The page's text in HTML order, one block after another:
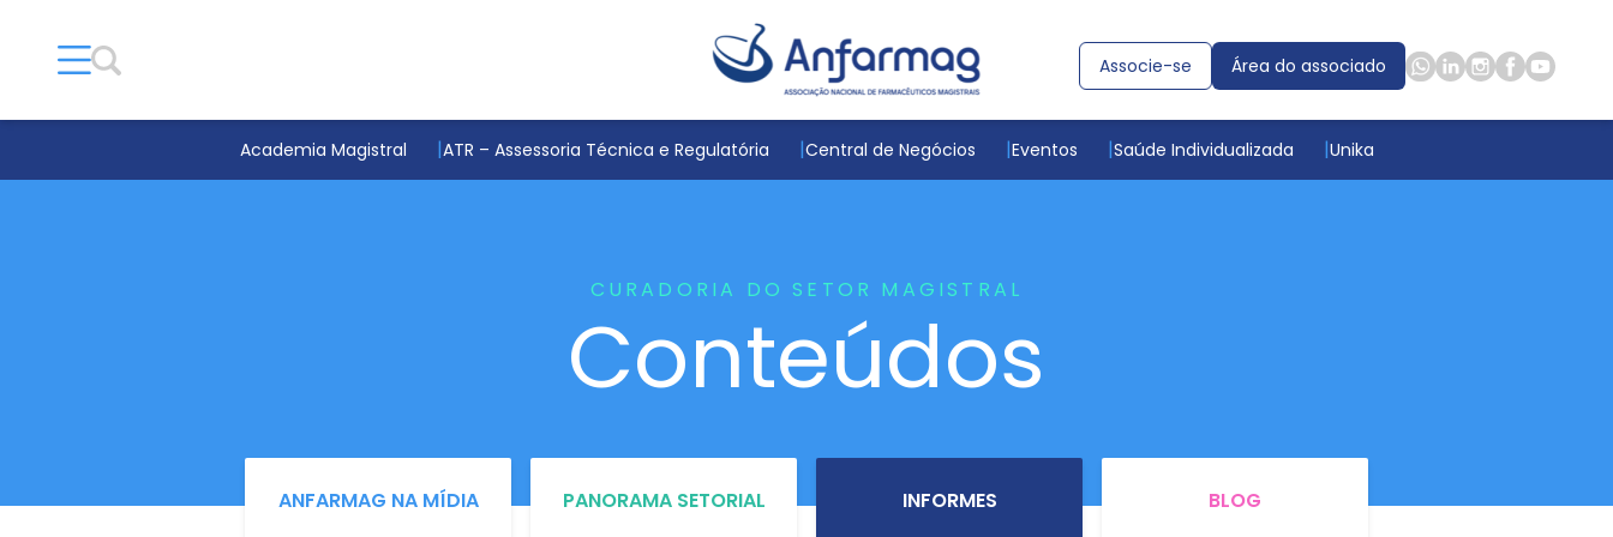
Associe-se Área do associado
Academia Magistral ATR – Assessoria Técnica e Regulatória Central de Negócios Eventos Saúde Individualizada Unika
CURADORIA DO SETOR MAGISTRAL
Conteúdos
ANFARMAG NA MÍDIA PANORAMA SETORIAL INFORMES BLOG